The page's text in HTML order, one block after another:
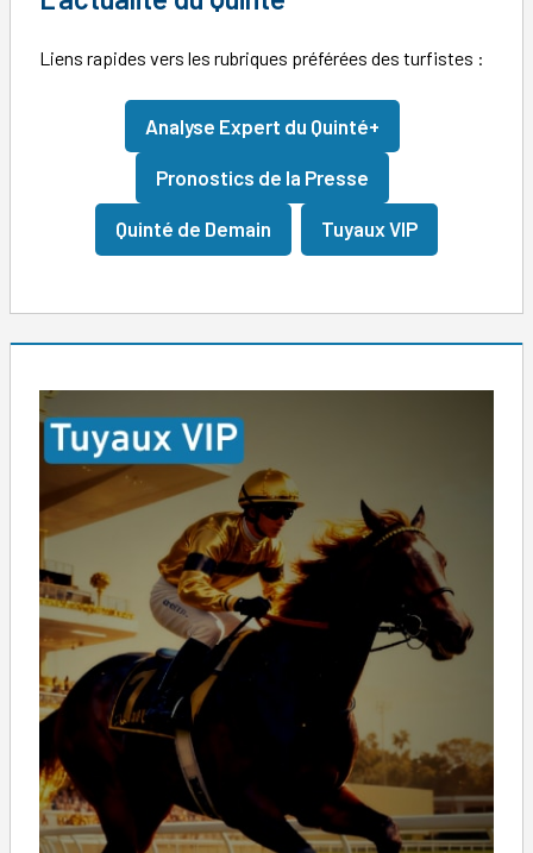
Liens rapides vers les rubriques préférées des turfistes :
Analyse Expert du Quinté+
Pronostics de la Presse
Quinté de Demain Tuyaux VIP